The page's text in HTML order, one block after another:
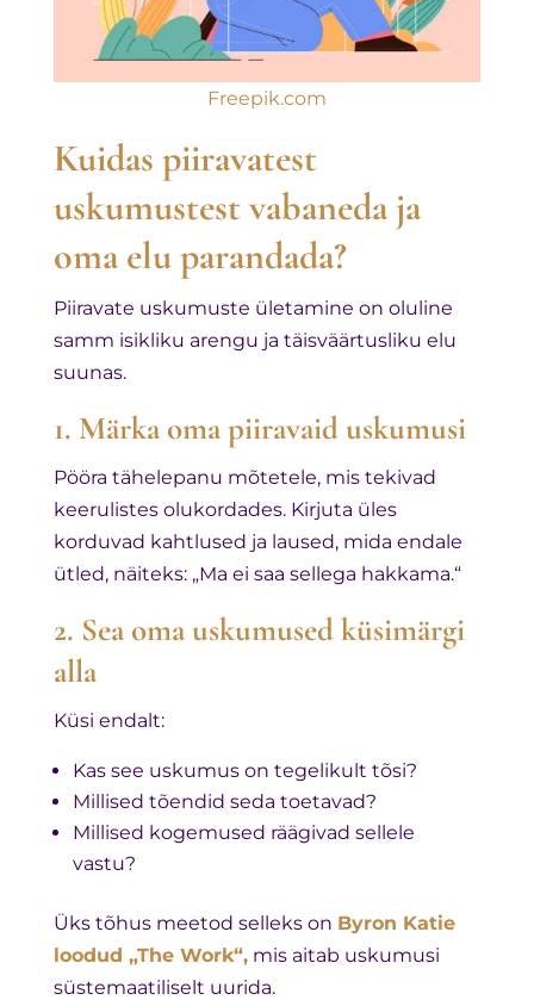
Freepik.com
Kuidas piiravatest
uskumustest vabaneda ja
oma elu parandada?
Piiravate uskumuste ületamine on oluline
samm isikliku arengu ja täisväärtusliku elu
suunas.
1. Märka oma piiravaid uskumusi
Pööra tähelepanu mõtetele, mis tekivad
keerulistes olukordades. Kirjuta üles
korduvad kahtlused ja laused, mida endale
ütled, näiteks: „Ma ei saa sellega hakkama.“
2. Sea oma uskumused küsimärgi
alla
Küsi endalt:
Kas see uskumus on tegelikult tõsi?
Millised tõendid seda toetavad?
Millised kogemused räägivad sellele
vastu?
Üks tõhus meetod selleks on Byron Katie
loodud „The Work“,mis aitab uskumusi
süstemaatiliselt uurida.